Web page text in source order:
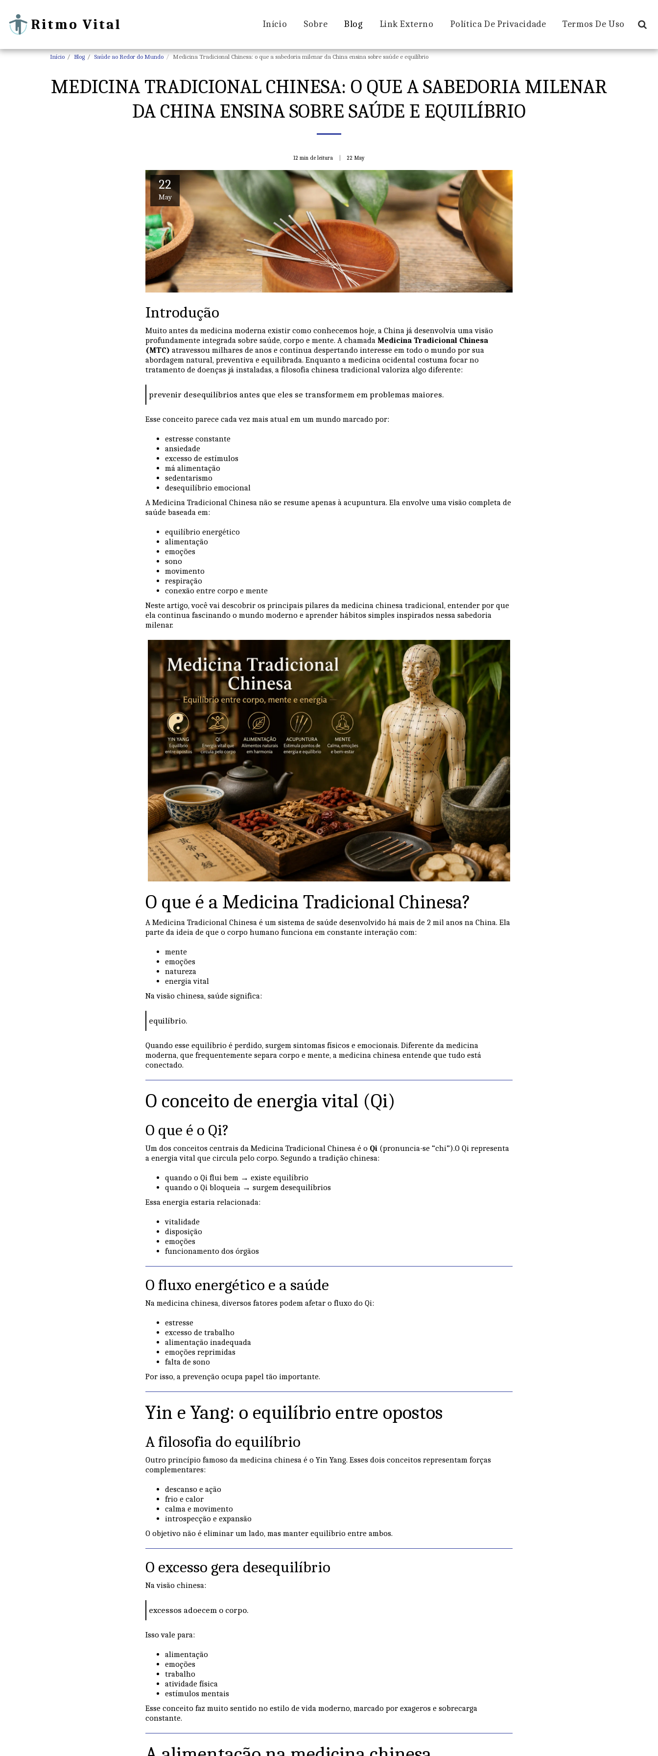
Ritmo Vital Início Sobre Blog Link Externo Política De Privacidade Termos De Uso
Início Blog Saúde ao Redor do Mundo Medicina Tradicional Chinesa: o que a sabedoria milenar da China ensina sobre saúde e equilíbrio
MEDICINA TRADICIONAL CHINESA: O QUE A SABEDORIA MILENAR
DA CHINA ENSINA SOBRE SAÚDE E EQUILÍBRIO
12 min de leitura 22 May
22
May
Introdução
Muito antes da medicina moderna existir como conhecemos hoje, a China já desenvolvia uma visão
profundamente integrada sobre saúde, corpo e mente. A chamada Medicina Tradicional Chinesa
(MTC) atravessou milhares de anos e continua despertando interesse em todo o mundo por sua
abordagem natural, preventiva e equilibrada. Enquanto a medicina ocidental costuma focar no
tratamento de doenças já instaladas, a filosofia chinesa tradicional valoriza algo diferente:
prevenir desequilíbrios antes que eles se transformem em problemas maiores.
Esse conceito parece cada vez mais atual em um mundo marcado por:
estresse constante
ansiedade
excesso de estímulos
má alimentação
sedentarismo
desequilíbrio emocional
A Medicina Tradicional Chinesa não se resume apenas à acupuntura. Ela envolve uma visão completa de
saúde baseada em:
equilíbrio energético
alimentação
emoções
sono
movimento
respiração
conexão entre corpo e mente
Neste artigo, você vai descobrir os principais pilares da medicina chinesa tradicional, entender por que
ela continua fascinando o mundo moderno e aprender hábitos simples inspirados nessa sabedoria
milenar.
O que é a Medicina Tradicional Chinesa?
A Medicina Tradicional Chinesa é um sistema de saúde desenvolvido há mais de 2 mil anos na China. Ela
parte da ideia de que o corpo humano funciona em constante interação com:
mente
emoções
natureza
energia vital
Na visão chinesa, saúde significa:
equilíbrio.
Quando esse equilíbrio é perdido, surgem sintomas físicos e emocionais. Diferente da medicina
moderna, que frequentemente separa corpo e mente, a medicina chinesa entende que tudo está
conectado.
O conceito de energia vital (Qi)
O que é o Qi?
Um dos conceitos centrais da Medicina Tradicional Chinesa é o Qi (pronuncia-se “chi”).O Qi representa
a energia vital que circula pelo corpo. Segundo a tradição chinesa:
quando o Qi flui bem → existe equilíbrio
quando o Qi bloqueia → surgem desequilíbrios
Essa energia estaria relacionada:
vitalidade
disposição
emoções
funcionamento dos órgãos
O fluxo energético e a saúde
Na medicina chinesa, diversos fatores podem afetar o fluxo do Qi:
estresse
excesso de trabalho
alimentação inadequada
emoções reprimidas
falta de sono
Por isso, a prevenção ocupa papel tão importante.
Yin e Yang: o equilíbrio entre opostos
A filosofia do equilíbrio
Outro princípio famoso da medicina chinesa é o Yin Yang. Esses dois conceitos representam forças
complementares:
descanso e ação
frio e calor
calma e movimento
introspecção e expansão
O objetivo não é eliminar um lado, mas manter equilíbrio entre ambos.
O excesso gera desequilíbrio
Na visão chinesa:
excessos adoecem o corpo.
Isso vale para:
alimentação
emoções
trabalho
atividade física
estímulos mentais
Esse conceito faz muito sentido no estilo de vida moderno, marcado por exageros e sobrecarga
constante.